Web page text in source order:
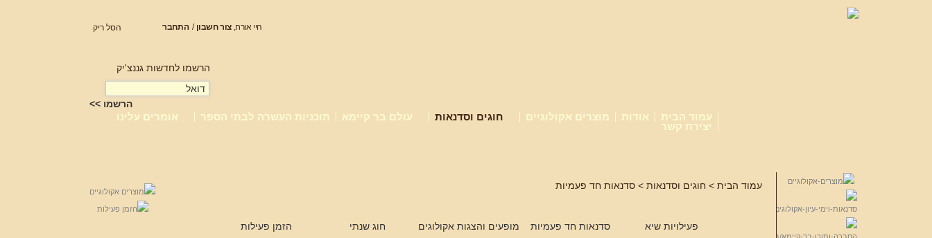
הסל ריק היי אורח, צור חשבון /התחבר
עמוד הבית אודות מוצרים אקולוגיים חוגים וסדנאות עולם בר קיימא תוכניות העשרה לבתי הספר
אומרים עלינו
יצירת קשר
הרשמו לחדשות גננצ'יק
עמוד הבית > חוגים וסדנאות > סדנאות חד פעמיות
פעילויות שיא סדנאות חד פעמיות מופעים והצגות אקולוגים חוג שנתי הזמן פעילות